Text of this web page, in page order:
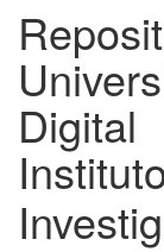
Digital